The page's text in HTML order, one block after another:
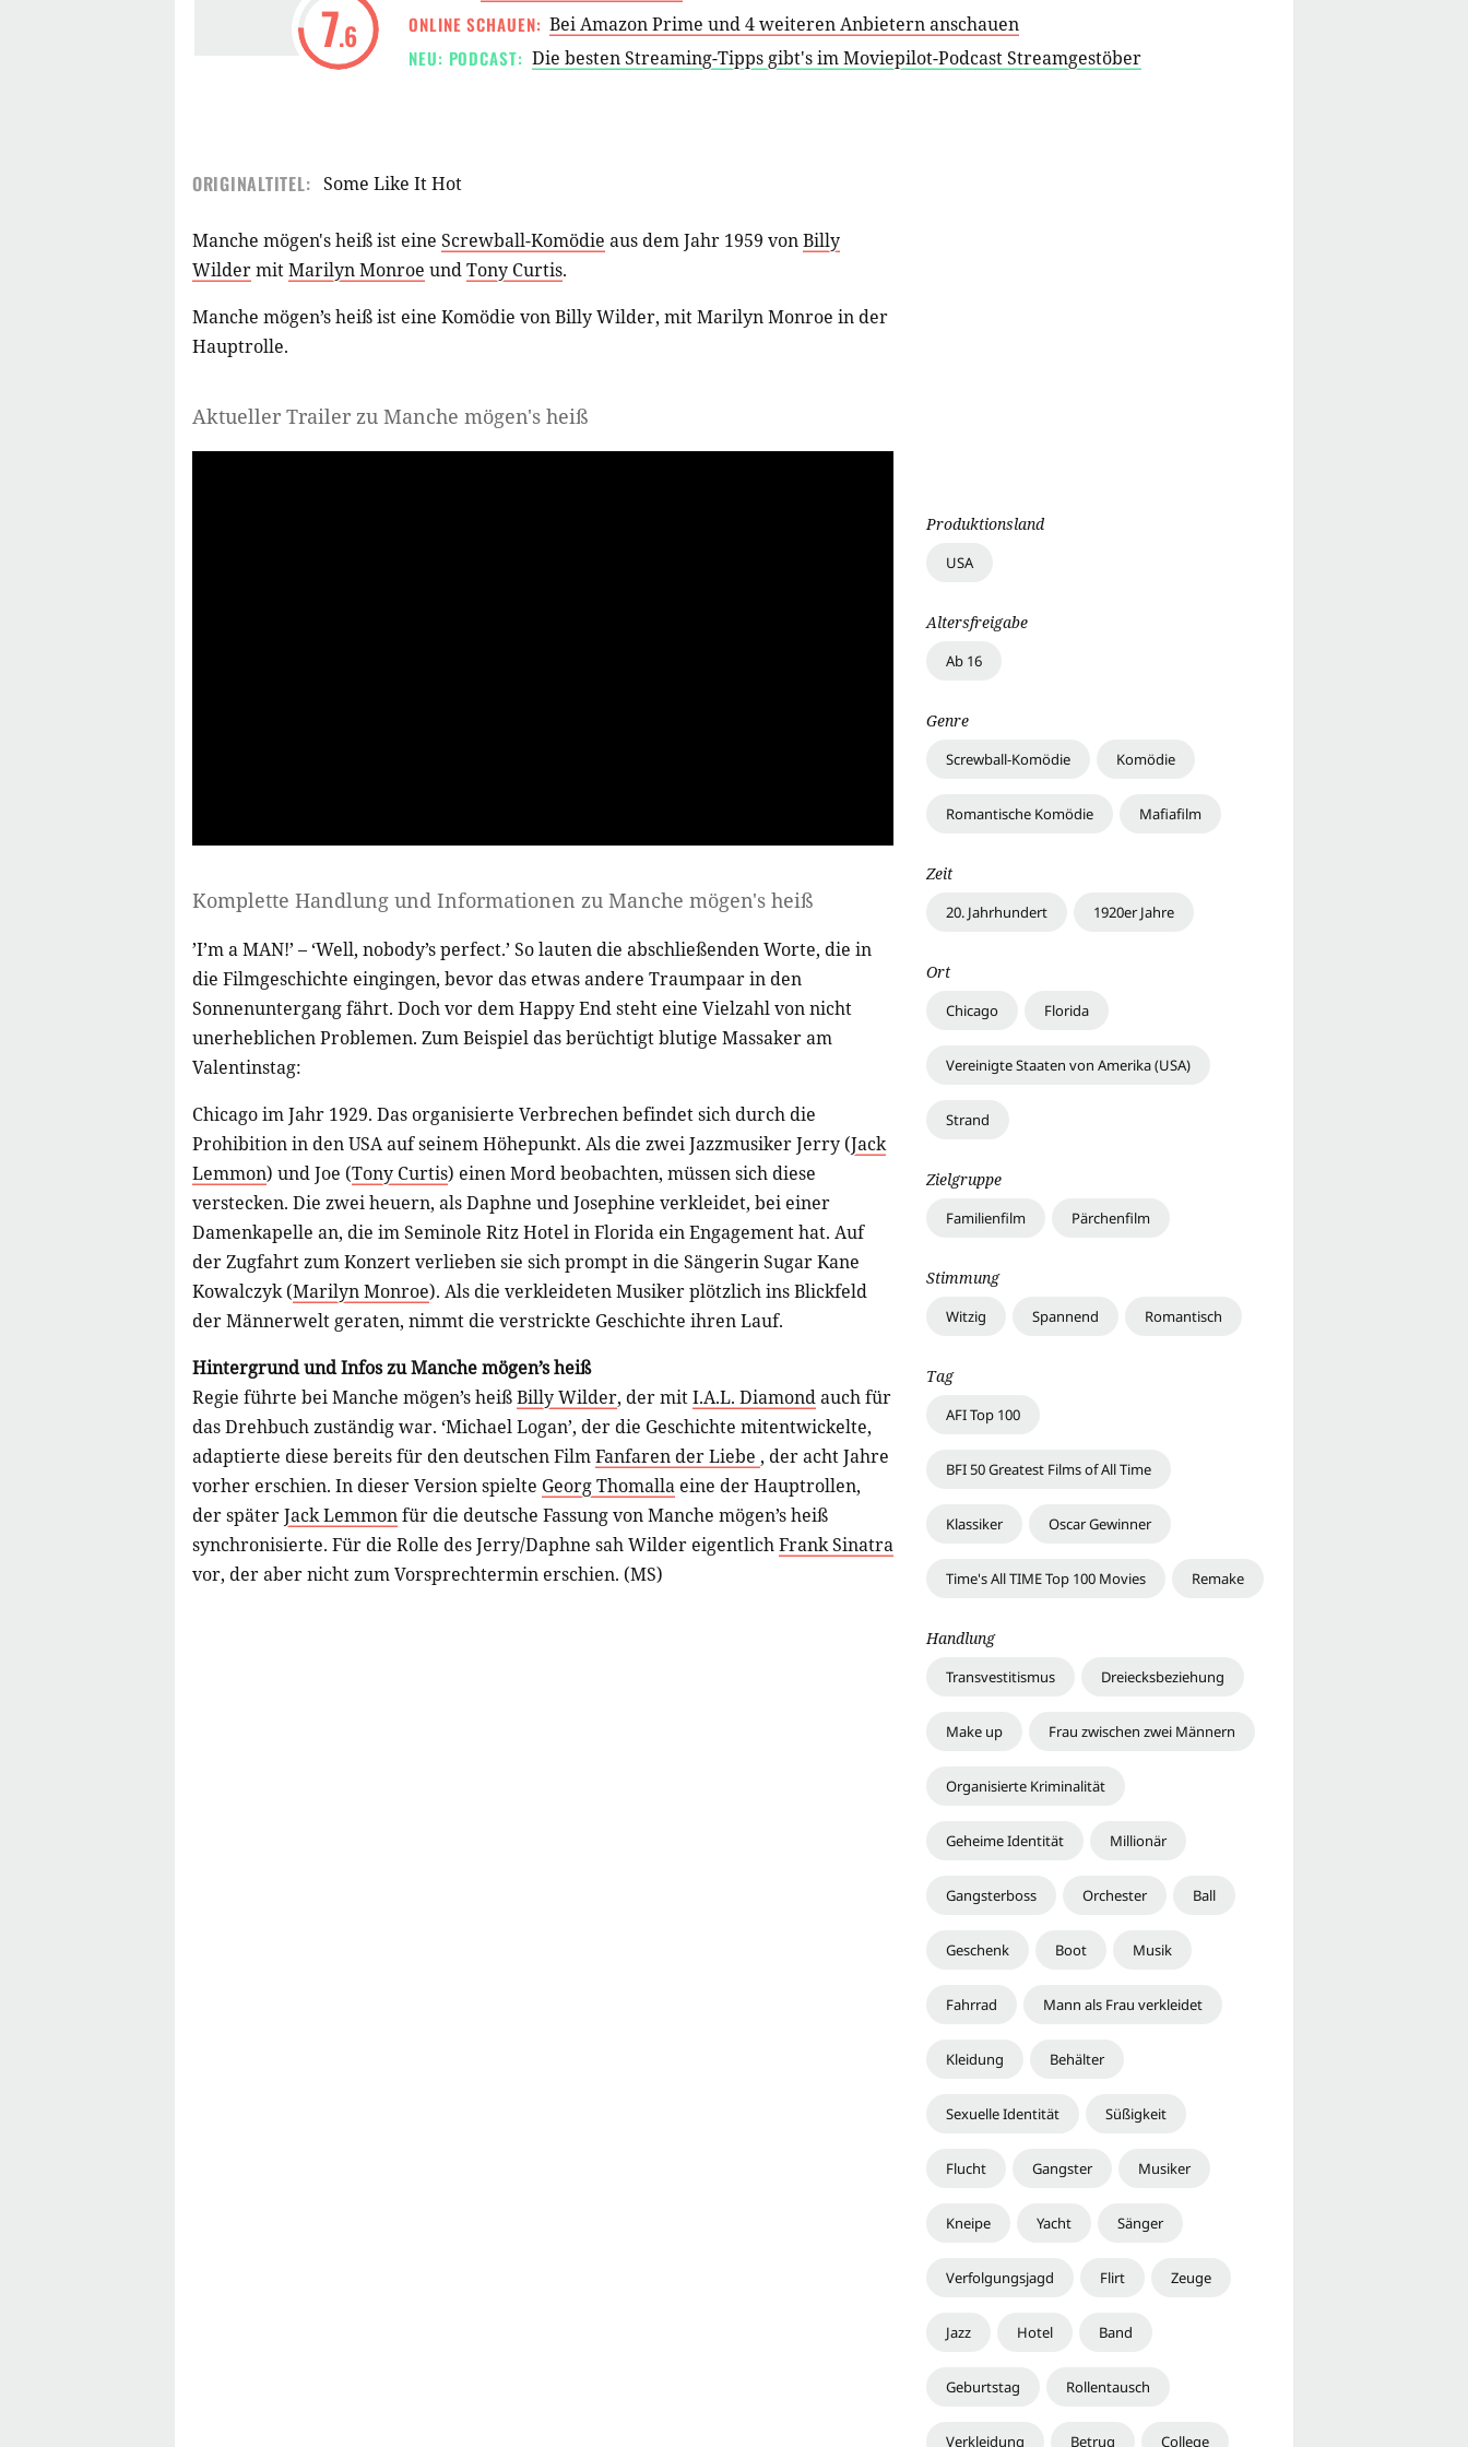
7.6
ONLINE SCHAUEN: Bei Amazon Prime und 4 weiteren Anbietern anschauen
NEU: PODCAST: Die besten Streaming-Tipps gibt's im Moviepilot-Podcast Streamgestöber
ORIGINALTITEL: Some Like It Hot
Manche mögen's heiß ist eine Screwball-Komödie aus dem Jahr 1959 vonBilly
WildermitMarilyn Monroe undTony Curtis.
Manche mögen’s heiß ist eine Komödie von Billy Wilder, mit Marilyn Monroe in der
Hauptrolle.
Aktueller Trailer zu Manche mögen's heiß
Komplette Handlung und Informationen zu Manche mögen's heiß
’I’m a MAN!’ – ‘Well, nobody’s perfect.’ So lauten die abschließenden Worte, die in
die Filmgeschichte eingingen, bevor das etwas andere Traumpaar in den
Sonnenuntergang fährt. Doch vor dem Happy End steht eine Vielzahl von nicht
unerheblichen Problemen. Zum Beispiel das berüchtigt blutige Massaker am
Valentinstag:
Chicago im Jahr 1929. Das organisierte Verbrechen befindet sich durch die
Prohibition in den USA auf seinem Höhepunkt. Als die zwei Jazzmusiker Jerry (Jack
Lemmon) und Joe (Tony Curtis) einen Mord beobachten, müssen sich diese
verstecken. Die zwei heuern, als Daphne und Josephine verkleidet, bei einer
Damenkapelle an, die im Seminole Ritz Hotel in Florida ein Engagement hat. Auf
der Zugfahrt zum Konzert verlieben sie sich prompt in die Sängerin Sugar Kane
Kowalczyk (Marilyn Monroe). Als die verkleideten Musiker plötzlich ins Blickfeld
der Männerwelt geraten, nimmt die verstrickte Geschichte ihren Lauf.
Hintergrund und Infos zu Manche mögen’s heiß
Regie führte bei Manche mögen’s heißBilly Wilder, der mitI.A.L. Diamondauch für
das Drehbuch zuständig war. ‘Michael Logan’, der die Geschichte mitentwickelte,
adaptierte diese bereits für den deutschen FilmFanfaren der Liebe , der acht Jahre
vorher erschien. In dieser Version spielte Georg Thomalla eine der Hauptrollen,
der späterJack Lemmonfür die deutsche Fassung von Manche mögen’s heiß
synchronisierte. Für die Rolle des Jerry/Daphne sah Wilder eigentlichFrank Sinatra
vor, der aber nicht zum Vorsprechtermin erschien. (MS)
Produktionsland
USA
Altersfreigabe
Ab 16
Genre
Screwball-Komödie Komödie
Romantische Komödie Mafiafilm
Zeit
20. Jahrhundert 1920er Jahre
Ort
Chicago Florida
Vereinigte Staaten von Amerika (USA)
Strand
Zielgruppe
Familienfilm Pärchenfilm
Stimmung
Witzig Spannend Romantisch
Tag
AFI Top 100
BFI 50 Greatest Films of All Time
Klassiker Oscar Gewinner
Time's All TIME Top 100 Movies Remake
Handlung
Transvestitismus Dreiecksbeziehung
Make up Frau zwischen zwei Männern
Organisierte Kriminalität
Geheime Identität Millionär
Gangsterboss Orchester Ball
Geschenk Boot Musik
Fahrrad Mann als Frau verkleidet
Kleidung Behälter
Sexuelle Identität Süßigkeit
Flucht Gangster Musiker
Kneipe Yacht Sänger
Verfolgungsjagd Flirt Zeuge
Jazz Hotel Band
Geburtstag Rollentausch
Verkleidung Betrug College